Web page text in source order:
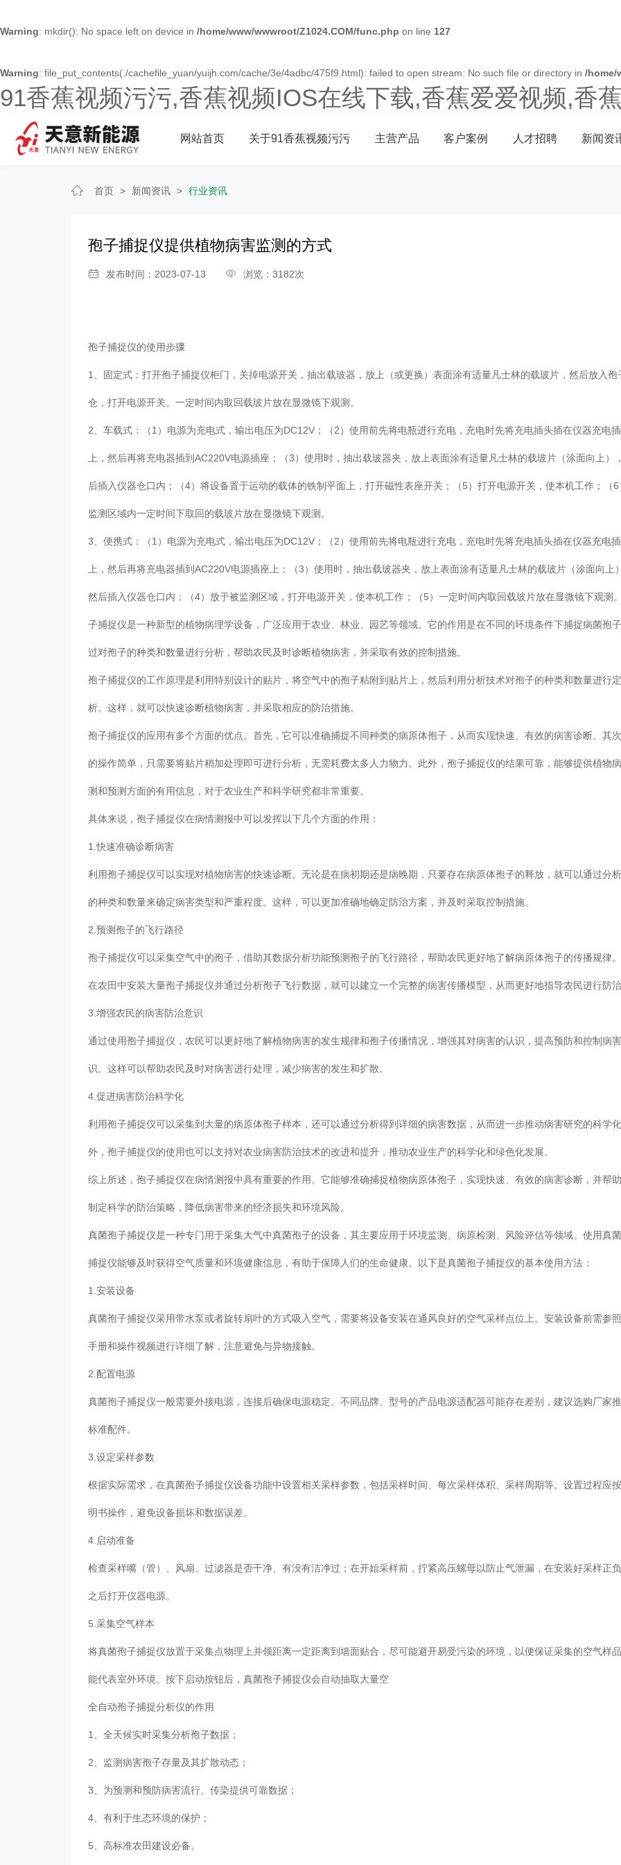
Warning: mkdir(): No space left on device in /home/www/wwwroot/Z1024.COM/func.php on line 127
Warning: file_put_contents(./cachefile_yuan/yuijh.com/cache/3e/4adbc/475f9.html): failed to open stream: No such file or directory in /home/
91香蕉视频污污,香蕉视频IOS在线下载,香蕉爱爱视频,香
网站首页 关于91香蕉视频污污 主营产品 客户案例 人才招聘 新闻资
首页 > 新闻资讯 > 行业资讯
孢子捕捉仪提供植物病害监测的方式
发布时间：2023-07-13 浏览：3182次
孢子捕捉仪的使用步骤
1、固定式：打开孢子捕捉仪柜门，关掉电源开关，抽出载玻器，放上（或更换）表面涂有适量凡士林的载玻片，然后放入孢
仓，打开电源开关。一定时间内取回载玻片放在显微镜下观测。
2、车载式：（1）电源为充电式，输出电压为DC12V；（2）使用前先将电瓶进行充电，充电时先将充电插头插在仪器充电
上，然后再将充电器插到AC220V电源插座；（3）使用时，抽出载玻器夹，放上表面涂有适量凡士林的载玻片（涂面向上）
后插入仪器仓口内；（4）将设备置于运动的载体的铁制平面上，打开磁性表座开关；（5）打开电源开关，使本机工作；（6
监测区域内一定时间下取回的载玻片放在显微镜下观测。
3、便携式：（1）电源为充电式，输出电压为DC12V；（2）使用前先将电瓶进行充电，充电时先将充电插头插在仪器充电
上，然后再将充电器插到AC220V电源插座上；（3）使用时，抽出载玻器夹，放上表面涂有适量凡士林的载玻片（涂面向上
然后插入仪器仓口内；（4）放于被监测区域，打开电源开关，使本机工作；（5）一定时间内取回载玻片放在显微镜下观测
子捕捉仪是一种新型的植物病理学设备，广泛应用于农业、林业、园艺等领域。它的作用是在不同的环境条件下捕捉病菌孢
过对孢子的种类和数量进行分析，帮助农民及时诊断植物病害，并采取有效的控制措施。
孢子捕捉仪的工作原理是利用特别设计的贴片，将空气中的孢子粘附到贴片上，然后利用分析技术对孢子的种类和数量进行
析。这样，就可以快速诊断植物病害，并采取相应的防治措施。
孢子捕捉仪的应用有多个方面的优点。首先，它可以准确捕捉不同种类的病原体孢子，从而实现快速、有效的病害诊断。其
的操作简单，只需要将贴片稍加处理即可进行分析，无需耗费太多人力物力。此外，孢子捕捉仪的结果可靠，能够提供植物
测和预测方面的有用信息，对于农业生产和科学研究都非常重要。
具体来说，孢子捕捉仪在病情测报中可以发挥以下几个方面的作用：
1.快速准确诊断病害
利用孢子捕捉仪可以实现对植物病害的快速诊断。无论是在病初期还是病晚期，只要存在病原体孢子的释放，就可以通过分
的种类和数量来确定病害类型和严重程度。这样，可以更加准确地确定防治方案，并及时采取控制措施。
2.预测孢子的飞行路径
孢子捕捉仪可以采集空气中的孢子，借助其数据分析功能预测孢子的飞行路径，帮助农民更好地了解病原体孢子的传播规律
在农田中安装大量孢子捕捉仪并通过分析孢子飞行数据，就可以建立一个完整的病害传播模型，从而更好地指导农民进行防
3.增强农民的病害防治意识
通过使用孢子捕捉仪，农民可以更好地了解植物病害的发生规律和孢子传播情况，增强其对病害的认识，提高预防和控制病
识。这样可以帮助农民及时对病害进行处理，减少病害的发生和扩散。
4.促进病害防治科学化
利用孢子捕捉仪可以采集到大量的病原体孢子样本，还可以通过分析得到详细的病害数据，从而进一步推动病害研究的科学
外，孢子捕捉仪的使用也可以支持对农业病害防治技术的改进和提升，推动农业生产的科学化和绿色化发展。
综上所述，孢子捕捉仪在病情测报中具有重要的作用。它能够准确捕捉植物病原体孢子，实现快速、有效的病害诊断，并帮
制定科学的防治策略，降低病害带来的经济损失和环境风险。
真菌孢子捕捉仪是一种专门用于采集大气中真菌孢子的设备，其主要应用于环境监测、病原检测、风险评估等领域。使用真
捕捉仪能够及时获得空气质量和环境健康信息，有助于保障人们的生命健康。以下是真菌孢子捕捉仪的基本使用方法：
1.安装设备
真菌孢子捕捉仪采用带水泵或者旋转扇叶的方式吸入空气，需要将设备安装在通风良好的空气采样点位上。安装设备前需参
手册和操作视频进行详细了解，注意避免与异物接触。
2.配置电源
真菌孢子捕捉仪一般需要外接电源，连接后确保电源稳定。不同品牌、型号的产品电源适配器可能存在差别，建议选购厂家
标准配件。
3.设定采样参数
根据实际需求，在真菌孢子捕捉仪设备功能中设置相关采样参数，包括采样时间、每次采样体积、采样周期等。设置过程应
明书操作，避免设备损坏和数据误差。
4.启动准备
检查采样嘴（管）、风扇、过滤器是否干净、有没有洁净过；在开始采样前，拧紧高压螺母以防止气泄漏，在安装好采样正
之后打开仪器电源。
5.采集空气样本
将真菌孢子捕捉仪放置于采集点物理上并领距离一定距离到墙面贴合，尽可能避开易受污染的环境，以便保证采集的空气样
能代表室外环境。按下启动按钮后，真菌孢子捕捉仪会自动抽取大量空
全自动孢子捕捉分析仪的作用
1、全天候实时采集分析孢子数据；
2、监测病害孢子存量及其扩散动态；
3、为预测和预防病害流行、传染提供可靠数据；
4、有利于生态环境的保护；
5、高标准农田建设必备。